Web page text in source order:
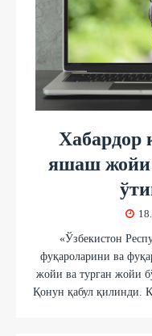
Хабардор
яшаш жойи
«Ўзбекистон
фуқароларини ва
жойи ва турган жойи
Қонун қабул қилинди.